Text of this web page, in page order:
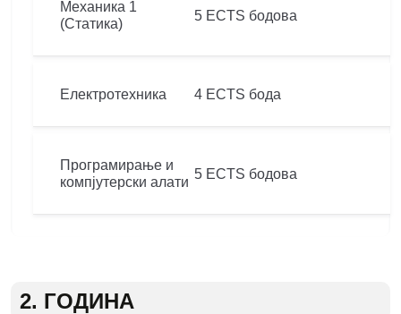
Механика 1
(Статика)
5 ECTS бодова
Електротехника 4 ECTS бода
Програмирање и
компјутерски алати
5 ECTS бодова
2. ГОДИНА